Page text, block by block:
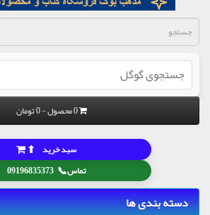
0 محصول - 0 تومان
تماس📞
09196835373
سبد خرید ⬆
دسته بندی ها